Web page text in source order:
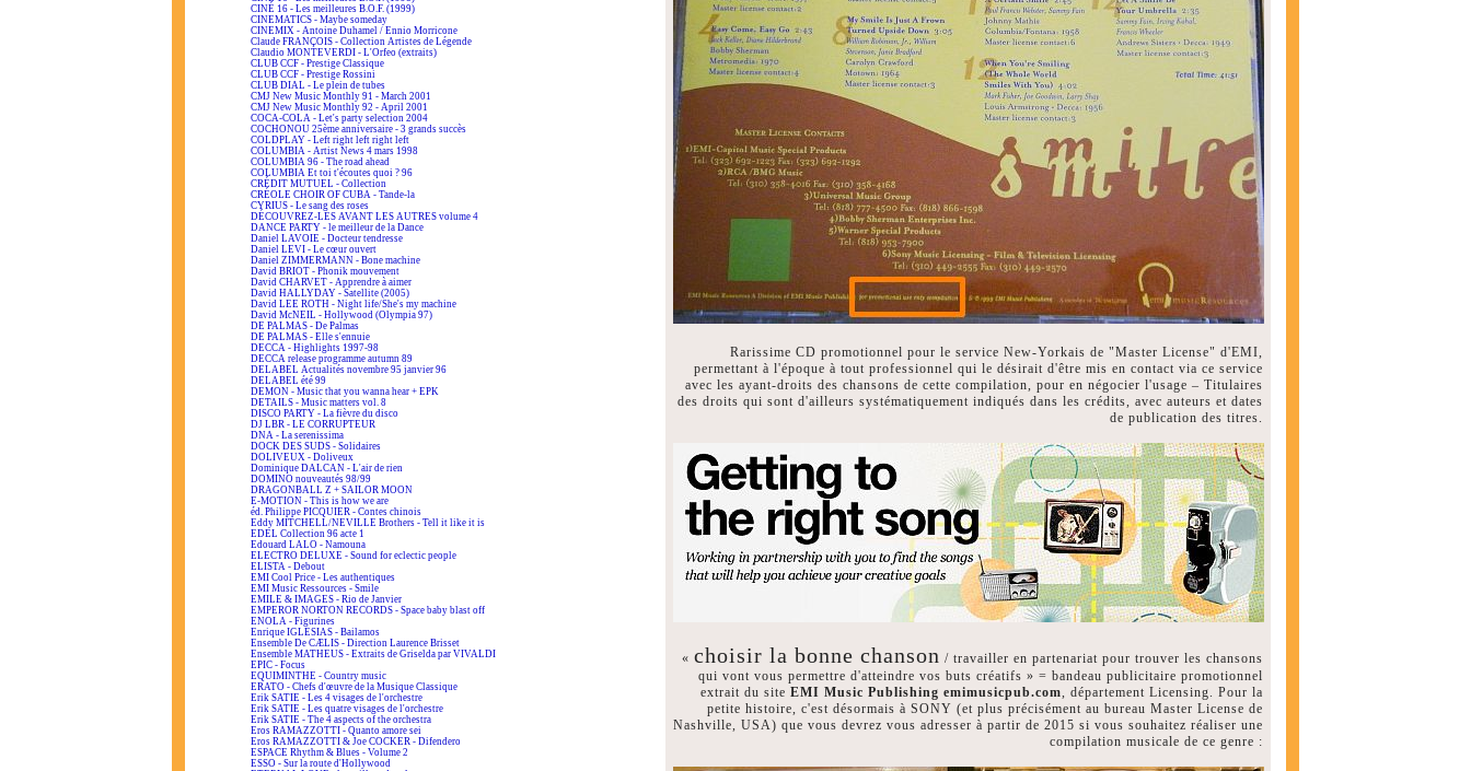
CINÉ 16 - Les meilleures B.O.F. (1999)
CINEMATICS - Maybe someday
CINEMIX - Antoine Duhamel / Ennio Morricone
Claude FRANÇOIS - Collection Artistes de Légende
Claudio MONTEVERDI - L'Orfeo (extraits)
CLUB CCF - Prestige Classique
CLUB CCF - Prestige Rossini
CLUB DIAL - Le plein de tubes
CMJ New Music Monthly 91 - March 2001
CMJ New Music Monthly 92 - April 2001
COCA-COLA - Let's party selection 2004
COCHONOU 25ème anniversaire - 3 grands succès
COLDPLAY - Left right left right left
COLUMBIA - Artist News 4 mars 1998
COLUMBIA 96 - The road ahead
COLUMBIA Et toi t'écoutes quoi ? 96
CRÉDIT MUTUEL - Collection
CRÉOLE CHOIR OF CUBA - Tande-la
CYRIUS - Le sang des roses
DÉCOUVREZ-LES AVANT LES AUTRES volume 4
DANCE PARTY - le meilleur de la Dance
Daniel LAVOIE - Docteur tendresse
Daniel LEVI - Le cœur ouvert
Daniel ZIMMERMANN - Bone machine
David BRIOT - Phonik mouvement
David CHARVET - Apprendre à aimer
David HALLYDAY - Satellite (2005)
David LEE ROTH - Night life/She's my machine
David McNEIL - Hollywood (Olympia 97)
DE PALMAS - De Palmas
DE PALMAS - Elle s'ennuie
DECCA - Highlights 1997-98
DECCA release programme autumn 89
DELABEL Actualités novembre 95 janvier 96
DELABEL été 99
DEMON - Music that you wanna hear + EPK
DETAILS - Music matters vol. 8
DISCO PARTY - La fièvre du disco
DJ LBR - LE CORRUPTEUR
DNA - La serenissima
DOCK DES SUDS - Solidaires
DOLIVEUX - Doliveux
Dominique DALCAN - L'air de rien
DOMINO nouveautés 98/99
DRAGONBALL Z + SAILOR MOON
E-MOTION - This is how we are
éd. Philippe PICQUIER - Contes chinois
Eddy MITCHELL/NEVILLE Brothers - Tell it like it is
EDEL Collection 96 acte 1
Edouard LALO - Namouna
ELECTRO DELUXE - Sound for eclectic people
ELISTA - Debout
EMI Cool Price - Les authentiques
EMI Music Ressources - Smile
EMILE & IMAGES - Rio de Janvier
EMPEROR NORTON RECORDS - Space baby blast off
ENOLA - Figurines
Enrique IGLESIAS - Bailamos
Ensemble De CÆLIS - Direction Laurence Brisset
Ensemble MATHEUS - Extraits de Griselda par VIVALDI
EPIC - Focus
EQUIMINTHE - Country music
ERATO - Chefs d'œuvre de la Musique Classique
Erik SATIE - Les 4 visages de l'orchestre
Erik SATIE - Les quatre visages de l'orchestre
Erik SATIE - The 4 aspects of the orchestra
Eros RAMAZZOTTI - Quanto amore sei
Eros RAMAZZOTTI & Joe COCKER - Difendero
ESPACE Rhythm & Blues - Volume 2
ESSO - Sur la route d'Hollywood
Rarissime CD promotionnel pour le service New-Yorkais de "Master License" d'EMI,
permettant à l'époque à tout professionnel qui le désirait d'être mis en contact via ce service
avec les ayant-droits des chansons de cette compilation, pour en négocier l'usage – Titulaires
des droits qui sont d'ailleurs systématiquement indiqués dans les crédits, avec auteurs et dates
de publication des titres.
« choisir la bonne chanson / travailler en partenariat pour trouver les chansons
qui vont vous permettre d'atteindre vos buts créatifs » = bandeau publicitaire promotionnel
extrait du site EMI Music Publishing emimusicpub.com, département Licensing. Pour la
petite histoire, c'est désormais à SONY (et plus précisément au bureau Master License de
Nashville, USA) que vous devrez vous adresser à partir de 2015 si vous souhaitez réaliser une
compilation musicale de ce genre :